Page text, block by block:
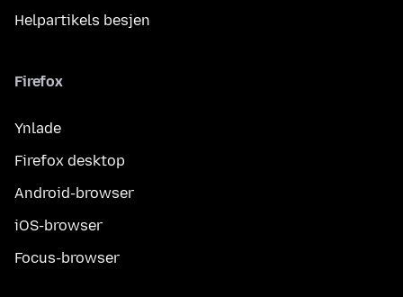
Helpartikels besjen
Firefox
Ynlade
Firefox desktop
Android-browser
iOS-browser
Focus-browser